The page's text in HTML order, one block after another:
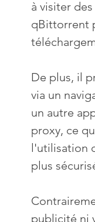
à visiter
qBittorrent
De plus, il
via un
un autre
proxy, ce
l'utilisation
plus
publicité ni